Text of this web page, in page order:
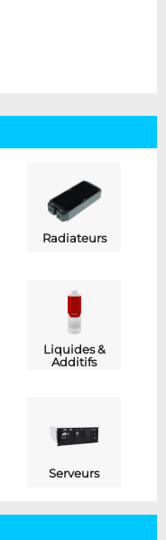
Radiateurs
Liquides &
Additifs
Serveurs